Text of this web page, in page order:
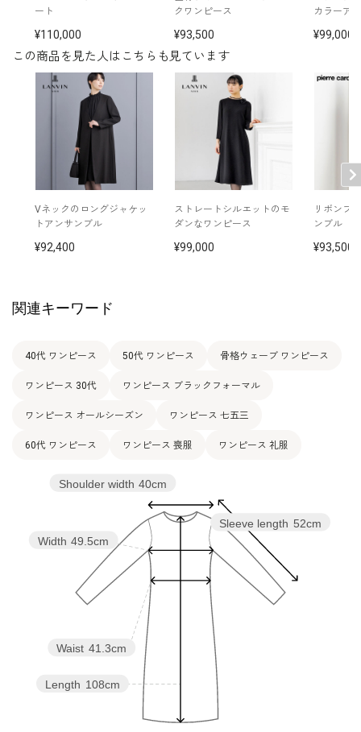
その他 ※モデル着用： イヤリング /
5320251-00
この商品を見た人はこちらも見ています
Vネックのロングジャケッ
トアンサンブル
92,400
ストレートシルエットのモ
ダンなワンピース
99,000
リボンブ
ンブル
93,500
ート
110,000
クワンピース
93,500
カラーア
99,000
関連キーワード
40代 ワンピース 50代 ワンピース 骨格ウェーブ ワンピース
ワンピース 30代 ワンピース ブラックフォーマル
ワンピース オールシーズン ワンピース 七五三
60代 ワンピース ワンピース 喪服 ワンピース 礼服
Sleeve length 52cm
Length 108cm
Waist 41.3cm
Width 49.5cm
Shoulder width 40cm